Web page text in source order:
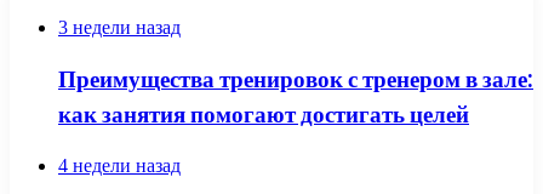
3 недели назад
Преимущества тренировок с тренером в зале:
как занятия помогают достигать целей
4 недели назад